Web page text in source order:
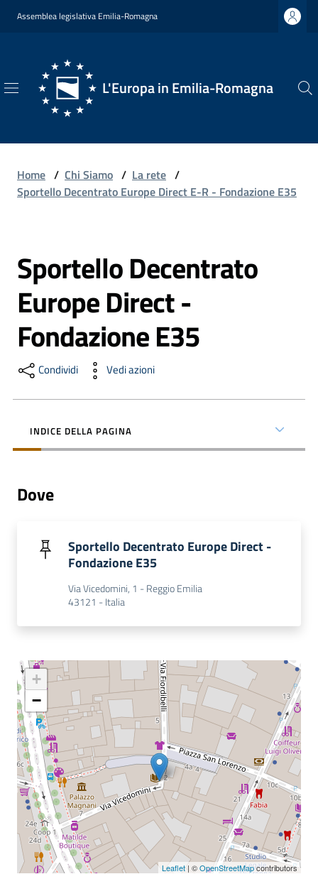
Vai al contenuto
Vai alla navigazione
Vai al footer
Assemblea legislativa Emilia-Romagna
L'Europa in Emilia-Romagna
L'Europa
Romagna
Siamo
Opportunità
Formazione
Notizie
ed
Contatti
Seguici
su
Home / Chi Siamo / La rete /
Sportello Decentrato Europe Direct E-R - Fondazione E35
Salta al contenuto
Sportello Decentrato
Europe Direct -
Fondazione E35
Condividi Vedi azioni
INDICE DELLA PAGINA
Dove
Sportello Decentrato Europe Direct -
Fondazione E35
Via Vicedomini, 1 - Reggio Emilia
43121 - Italia
+
−
Leaflet | ©OpenStreetMapcontributors